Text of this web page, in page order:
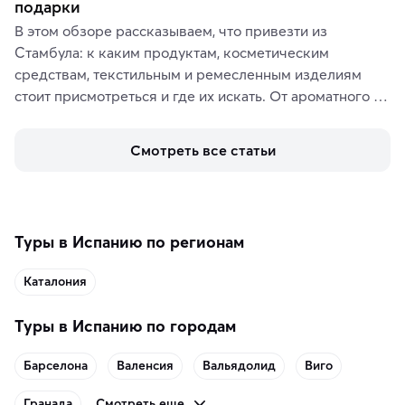
подарки
В этом обзоре рассказываем, что привезти из
Стамбула: к каким продуктам, косметическим
средствам, текстильным и ремесленным изделиям
стоит присмотреться и где их искать. От ароматного
аутентичных лавках — в подарок близким или себе на
Смотреть все статьи
Туры в Испанию по регионам
Каталония
Туры в Испанию по городам
Барселона Валенсия Вальядолид Виго